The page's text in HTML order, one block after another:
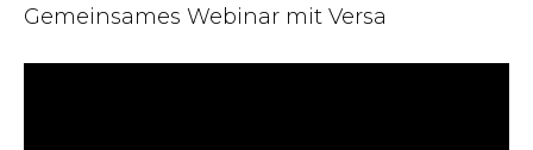
Gemeinsames Webinar mit Versa